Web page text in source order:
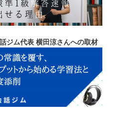
ジム代表 横田涼さんへの取材